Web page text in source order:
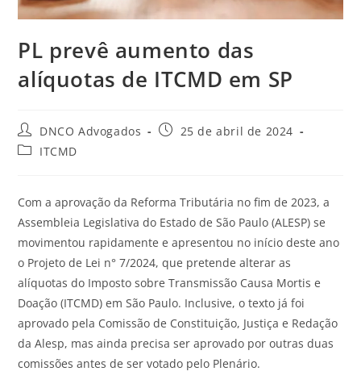
PL prevê aumento das
alíquotas de ITCMD em SP
DNCO Advogados
25 de abril de 2024
ITCMD
Com a aprovação da Reforma Tributária no fim de 2023, a
Assembleia Legislativa do Estado de São Paulo (ALESP) se
movimentou rapidamente e apresentou no início deste ano
o Projeto de Lei n° 7/2024, que pretende alterar as
alíquotas do Imposto sobre Transmissão Causa Mortis e
Doação (ITCMD) em São Paulo. Inclusive, o texto já foi
aprovado pela Comissão de Constituição, Justiça e Redação
da Alesp, mas ainda precisa ser aprovado por outras duas
comissões antes de ser votado pelo Plenário.